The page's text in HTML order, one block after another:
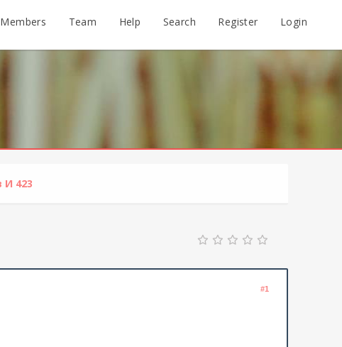
Members Team Help Search Register Login
423
#1